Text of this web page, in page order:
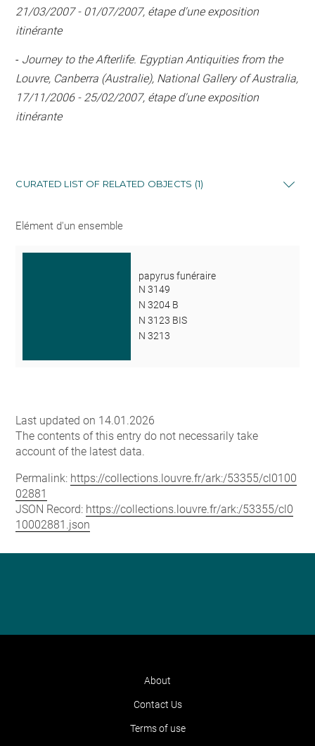
21/03/2007 - 01/07/2007, étape d'une exposition
itinérante
- Journey to the Afterlife. Egyptian Antiquities from the
Louvre, Canberra (Australie), National Gallery of Australia,
17/11/2006 - 25/02/2007, étape d'une exposition
itinérante
CURATED LIST OF RELATED OBJECTS (1)
Elément d'un ensemble
papyrus funéraire
N 3149
N 3204 B
N 3123 BIS
N 3213
Last updated on 14.01.2026
The contents of this entry do not necessarily take
account of the latest data.
Permalink: https://collections.louvre.fr/ark:/53355/cl0100
02881
JSON Record: https://collections.louvre.fr/ark:/53355/cl0
10002881.json
About
Contact Us
Terms of use